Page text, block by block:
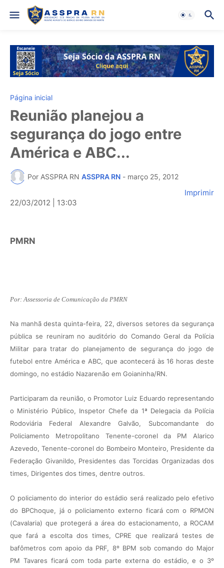
Página inicial
Reunião planejou a
segurança do jogo entre
América e ABC...
Por ASSPRA RN ASSPRA RN - março 25, 2012
22/03/2012 | 13:03
Imprimir
PMRN
Por: Assessoria de Comunicação da PMRN
Na manhã desta quinta-feira, 22, diversos setores da segurança
pública se reuniram no auditório do Comando Geral da Polícia
Militar para tratar do planejamento de segurança do jogo de
futebol entre América e ABC, que acontecerá às 16 horas deste
domingo, no estádio Nazarenão em Goianinha/RN.
Participaram da reunião, o Promotor Luiz Eduardo representando
o Ministério Público, Inspetor Chefe da 1ª Delegacia da Polícia
Rodoviária Federal Alexandre Galvão, Subcomandante do
Policiamento Metropolitano Tenente-coronel da PM Alarico
Azevedo, Tenente-coronel do Bombeiro Monteiro, Presidente da
Federação Givanildo, Presidentes das Torcidas Organizadas dos
times, Dirigentes dos times, dentre outros.
O policiamento do interior do estádio será realizado pelo efetivo
do BPChoque, já o policiamento externo ficará com o RPMON
(Cavalaria) que protegerá a área do estacionamento, a ROCAM
que fará a escolta dos times, CPRE que realizará testes de
bafômetros com apoio da PRF, 8º BPM sob comando do Major
PM Tavares ficará com toda parte externa do estádio, e o 3º